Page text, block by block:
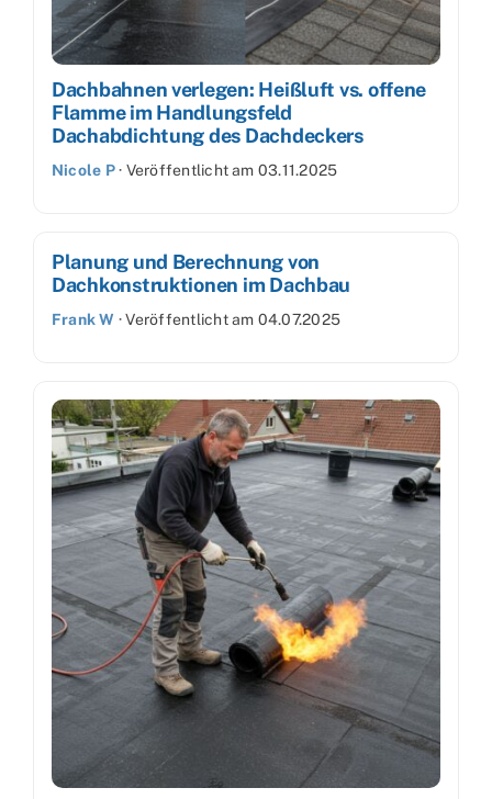
Dachbahnen verlegen: Heißluft vs. offene
Flamme im Handlungsfeld
Dachabdichtung des Dachdeckers
Nicole P· Veröffentlicht am 03.11.2025
Planung und Berechnung von
Dachkonstruktionen im Dachbau
Frank W ·Veröffentlicht am 04.07.2025